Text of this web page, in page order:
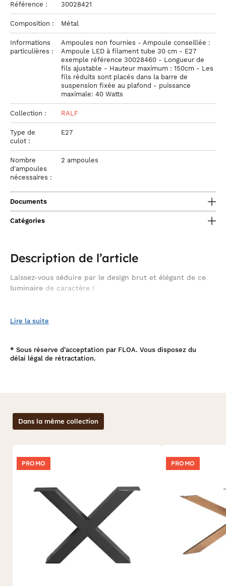
Référence : 30028421
Composition : Métal
Informations
particulières :
Ampoules non fournies - Ampoule conseillée :
Ampoule LED à filament tube 30 cm - E27
exemple référence 30028460 - Longueur de
fils ajustable - Hauteur maximum : 150cm - Les
fils réduits sont placés dans la barre de
suspension fixée au plafond - puissance
maximale: 40 Watts
Collection : RALF
Type de
culot :
E27
Nombre
d'ampoules
nécessaires :
2 ampoules
Documents
Catégories
Description de l’article
Laissez-vous séduire par le design brut et élégant de ce
luminaire de caractère !
anciens ateliers pour instaurer chez vous une ambiance
ultramoderne ! D’aspect brut, elle se compose d’un cylindre en
métal grillagé long d’un peu plus de 120 cm et présente 2
De belle dimension, c’est dans une pièce à sa mesure que la
suspension industriellecylindre grillagé trouvera le mieux sa
place ! Elle sera particulièrement tendance au-dessus d’une
d’inspiration industrielle et vintage. Cette grande suspension
atelierse mariera volontiers avec un environnement jouant sur
Avec Pier Import, découvrez dessuspensions et lustres
tous les styles d’intérieurs !
Lire la suite
* Sous réserve d'acceptation par FLOA. Vous disposez du
délai légal de rétractation.
Dans la même collection
PROMO PROMO